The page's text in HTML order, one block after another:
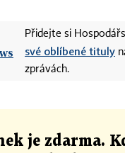
Přidejte si
své oblíbené tituly
zprávách.
je zdarma.